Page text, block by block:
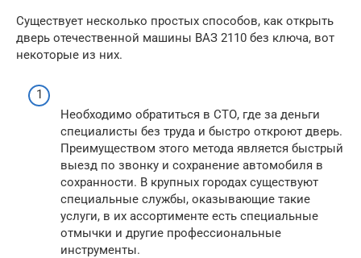
Существует несколько простых способов, как открыть
дверь отечественной машины ВАЗ 2110 без ключа, вот
некоторые из них.
Необходимо обратиться в СТО, где за деньги
специалисты без труда и быстро откроют дверь.
Преимуществом этого метода является быстрый
выезд по звонку и сохранение автомобиля в
сохранности. В крупных городах существуют
специальные службы, оказывающие такие
услуги, в их ассортименте есть специальные
отмычки и другие профессиональные
инструменты.